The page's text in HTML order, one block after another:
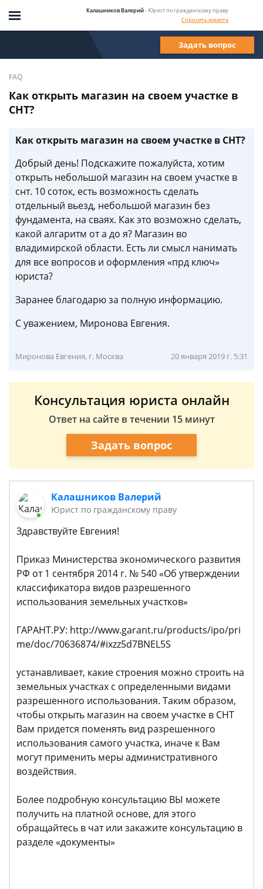
Калашников Валерий- Юрист по гражданскому праву
Спросить юриста
Задать вопрос
FAQ
Как открыть магазин на своем участке в
СНТ?
Как открыть магазин на своем участке в СНТ?
Добрый день! Подскажите пожалуйста, хотим
открыть небольшой магазин на своем участке в
снт. 10 соток, есть возможность сделать
отдельный вьезд, небольшой магазин без
фундамента, на сваях. Как это возможно сделать,
какой алгаритм от а до я? Магазин во
владимирской области. Есть ли смысл нанимать
для все вопросов и оформления «прд ключ»
юриста?
Заранее благодарю за полную информацию.
С уважением, Миронова Евгения.
Миронова Евгения, г. Москва 20 января 2019 г. 5:31
Консультация юриста онлайн
Ответ на сайте в течении 15 минут
Задать вопрос
Калашников Валерий
Юрист по гражданскому праву
Здравствуйте Евгения!
Приказ Министерства экономического развития
РФ от 1 сентября 2014 г. № 540 «Об утверждении
классификатора видов разрешенного
использования земельных участков»
ГАРАНТ.РУ: http://www.garant.ru/products/ipo/pri
me/doc/70636874/#ixzz5d7BNEL5S
устанавливает, какие строения можно строить на
земельных участках с определенными видами
разрешенного использования. Таким образом,
чтобы открыть магазин на своем участке в СНТ
Вам придется поменять вид разрешенного
использования самого участка, иначе к Вам
могут применить меры административного
воздействия.
Более подробную консультацию ВЫ можете
получить на платной основе, для этого
обращайтесь в чат или закажите консультацию в
разделе «документы»